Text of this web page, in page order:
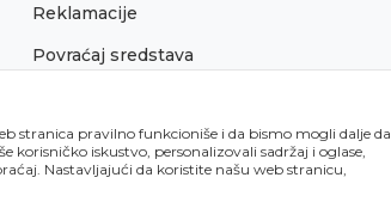
Reklamacije
Povraćaj sredstava
stranica pravilno funkcioniše i da bismo mogli dalje da
iskustvo, personalizovali sadržaj i oglase,
Nastavljajući da koristite našu web stranicu,